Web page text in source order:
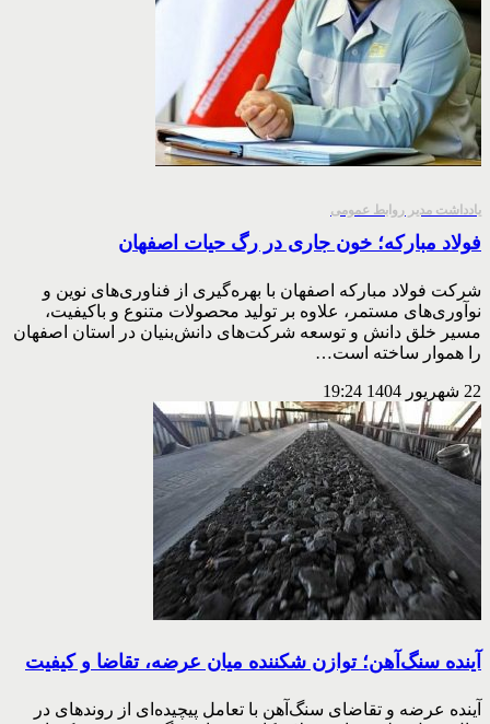
یادداشت مدیر روابط عمومی
فولاد مباركه؛ خون جاری در رگ حیات اصفهان
شرکت فولاد مبارکه اصفهان با بهره‌گیری از فناوری‌های نوین و
نوآوری‌های مستمر، علاوه بر تولید محصولات متنوع و باکیفیت،
مسیر خلق دانش و توسعه شرکت‌های دانش‌بنیان در استان اصفهان
را هموار ساخته است…
22 شهریور 1404 19:24
آینده سنگ‌آهن؛ توازن شكننده میان عرضه، تقاضا و كیفیت
آینده عرضه و تقاضای سنگ‌آهن با تعامل پیچیده‌ای از روندهای در